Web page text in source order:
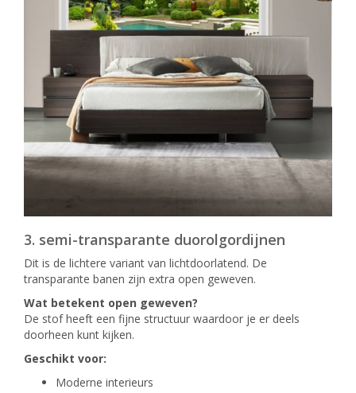
3. semi-transparante duorolgordijnen
Dit is de lichtere variant van lichtdoorlatend. De
transparante banen zijn extra open geweven.
Wat betekent open geweven?
De stof heeft een fijne structuur waardoor je er deels
doorheen kunt kijken.
Geschikt voor:
Moderne interieurs